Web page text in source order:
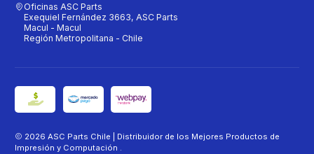
Oficinas ASC Parts
Exequiel Fernández 3663, ASC Parts
Macul - Macul
Región Metropolitana - Chile
2026 ASC Parts Chile | Distribuidor de los Mejores Productos de
Impresión y Computación .